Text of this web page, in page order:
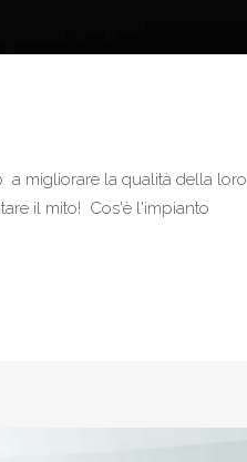
a migliorare la qualità della loro
il mito! Cos'è l'impianto